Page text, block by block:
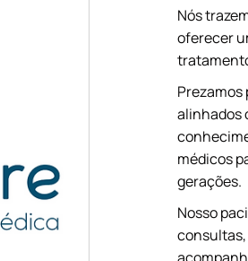
Nós
oferecer
Prezamos
alinhados
médicos
gerações.
Nosso